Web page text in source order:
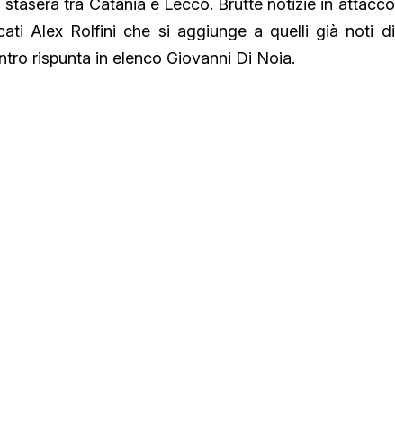
tra Catania e Lecco. Brutte notizie in attacco
Alex Rolfini che si aggiunge a quelli già noti di
rispunta in elenco Giovanni Di Noia.